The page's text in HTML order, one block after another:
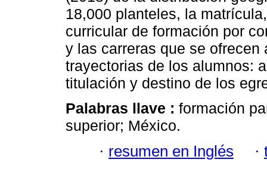
18,000 planteles, la
curricular de formación por
y las carreras que se
trayectorias de los alumnos:
titulación y destino de los
Palabras llave : formación
superior; México.
· resumen en Inglés ·